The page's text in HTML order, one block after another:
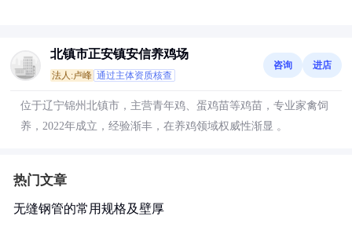
北镇市正安镇安信养鸡场
法人:卢峰 通过主体资质核查
咨询 进店
位于辽宁锦州北镇市，主营青年鸡、蛋鸡苗等鸡苗，专业家禽饲
养，2022年成立，经验渐丰，在养鸡领域权威性渐显 。
热门文章
无缝钢管的常用规格及壁厚